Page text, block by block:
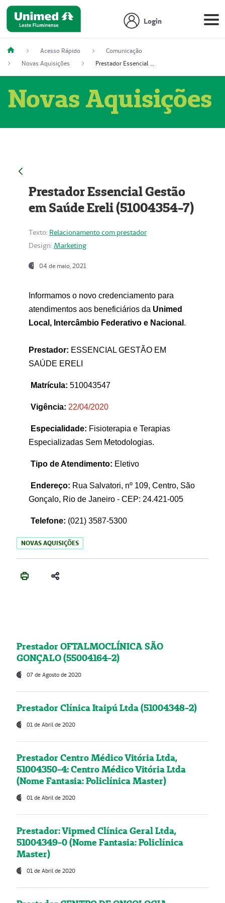
Login
Acesso Rápido
Comunicação
Novas Aquisições
Prestador Essencial Gestão em Saúde Ereli (51004354-7)
Novas Aquisições
Prestador Essencial Gestão
em Saúde Ereli (51004354-7)
Texto: Relacionamento com prestador
Design: Marketing
04 de maio, 2021
Informamos o novo credenciamento para
atendimentos aos beneficiários da Unimed
Local, Intercâmbio Federativo e Nacional .
Prestador: ESSENCIAL GESTÃO EM
SAÚDE ERELI
Matrícula: 510043547
Vigência: 22/04/2020
Especialidade: Fisioterapia e Terapias
Especializadas Sem Metodologias.
Tipo de Atendimento: Eletivo
Endereço: Rua Salvatori, nº 109, Centro, São
Gonçalo, Rio de Janeiro - CEP: 24.421-005
Telefone: (021) 3587-5300
NOVAS AQUISIÇÕES
Prestador OFTALMOCLÍNICA SÃO
GONÇALO (55004164-2)
07 de Agosto de 2020
Prestador Clínica Itaipú Ltda (51004348-2)
01 de Abril de 2020
Prestador Centro Médico Vitória Ltda,
51004350-4: Centro Médico Vitória Ltda
(Nome Fantasia: Policlínica Master)
01 de Abril de 2020
Prestador: Vipmed Clínica Geral Ltda,
51004349-0 (Nome Fantasia: Policlínica
Master)
01 de Abril de 2020